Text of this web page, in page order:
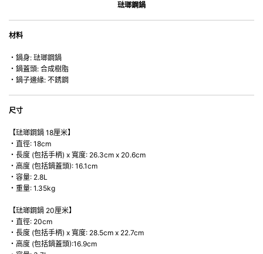
琺瑯鋼鍋
材料
・鍋身: 琺瑯鋼鍋
・鍋蓋頭: 合成樹脂
・鍋子邊緣: 不銹鋼
尺寸
【琺瑯鋼鍋 18厘米】
・直徑: 18cm
・長度 (包括手柄) x 寬度: 26.3cm x 20.6cm
・高度 (包括鍋蓋頭): 16.1cm
・容量: 2.8L
・重量: 1.35kg
【琺瑯鋼鍋 20厘米】
・直徑: 20cm
・長度 (包括手柄) x 寬度: 28.5cm x 22.7cm
・高度 (包括鍋蓋頭):16.9cm